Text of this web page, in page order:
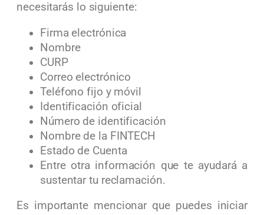
necesitarás lo siguiente:
Firma electrónica
Nombre
CURP
Correo electrónico
Teléfono fijo y móvil
Identificación oficial
Número de identificación
Nombre de la FINTECH
Estado de Cuenta
Entre otra información que te ayudará a
sustentar tu reclamación.
Es importante mencionar que puedes iniciar